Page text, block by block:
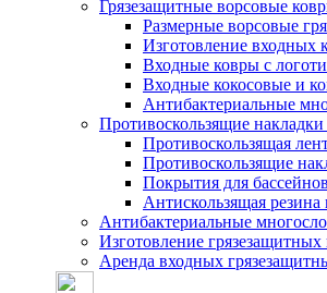
Грязезащитные ворсовые
Размерные ворсовые
Изготовление входных
Входные ковры с
Входные кокосовые и
Антибактериальные
Противоскользящие
Противоскользящая
Противоскользящие
Покрытия для бассейнов
Антискользящая резина
Антибактериальные
Изготовление
Аренда входных